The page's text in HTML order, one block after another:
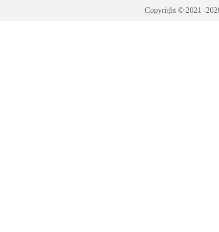
Copyright © 2021 -